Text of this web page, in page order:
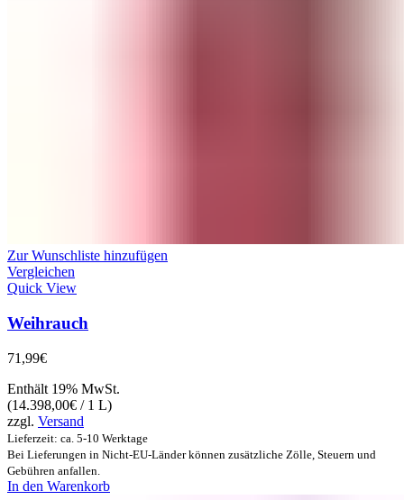
Zur Wunschliste hinzufügen
Vergleichen
Quick View
Weihrauch
71,99€
Enthält 19% MwSt.
(14.398,00€ / 1 L)
zzgl. Versand
Lieferzeit: ca. 5-10 Werktage
Bei Lieferungen in Nicht-EU-Länder können zusätzliche Zölle, Steuern und
Gebühren anfallen.
In den Warenkorb